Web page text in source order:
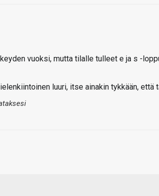
vuoksi, mutta tilalle tulleet e ja s -
luuri, itse ainakin tykkään, että